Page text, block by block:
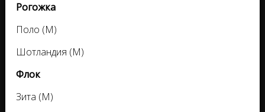
Рогожка
Поло (M)
Шотландия (M)
Флок
Зита (M)